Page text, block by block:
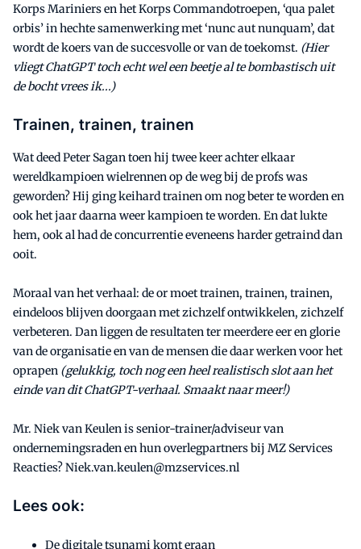
Korps Mariniers en het Korps Commandotroepen, ‘qua palet
orbis’ in hechte samenwerking met ‘nunc aut nunquam’, dat
wordt de koers van de succesvolle or van de toekomst. (Hier
vliegt ChatGPT toch echt wel een beetje al te bombastisch uit
de bocht vrees ik...)
Trainen, trainen, trainen
Wat deed Peter Sagan toen hij twee keer achter elkaar
wereldkampioen wielrennen op de weg bij de profs was
geworden? Hij ging keihard trainen om nog beter te worden en
ook het jaar daarna weer kampioen te worden. En dat lukte
hem, ook al had de concurrentie eveneens harder getraind dan
ooit.
Moraal van het verhaal: de or moet trainen, trainen, trainen,
eindeloos blijven doorgaan met zichzelf ontwikkelen, zichzelf
verbeteren. Dan liggen de resultaten ter meerdere eer en glorie
van de organisatie en van de mensen die daar werken voor het
oprapen (gelukkig, toch nog een heel realistisch slot aan het
einde van dit ChatGPT-verhaal. Smaakt naar meer!)
Mr. Niek van Keulen is senior-trainer/adviseur van
ondernemingsraden en hun overlegpartners bij MZ Services
Reacties? Niek.van.keulen@mzservices.nl
Lees ook:
De digitale tsunami komt eraan